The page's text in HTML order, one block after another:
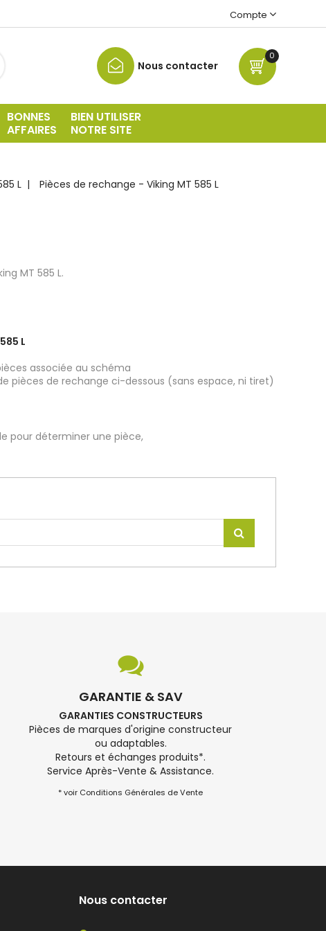
Compte
0
Nous contacter
BONNES
AFFAIRES
BIEN UTILISER
NOTRE SITE
L Pièces de rechange - Viking MT 585 L
MT 585 L.
L
associée au schéma
pièces de rechange ci-dessous (sans espace, ni tiret)
pour déterminer une pièce,
GARANTIE & SAV
GARANTIES CONSTRUCTEURS
Pièces de marques d'origine constructeur
ou adaptables.
Retours et échanges produits*.
Service Après-Vente & Assistance.
* voir Conditions Générales de Vente
Nous contacter